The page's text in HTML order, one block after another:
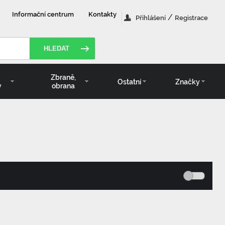
Informační centrum Kontakty Přihlášení / Registrace
HLEDAT
Zbraně,
obrana
Ostatní Značky